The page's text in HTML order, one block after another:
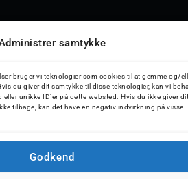
samtykke
bruger vi teknologier som cookies til at gemme og/
du giver dit samtykke til disse teknologier, kan vi
unikke ID'er på dette websted. Hvis du ikke giver dit
tilbage, kan det have en negativ indvirkning på visse
Godkend
- Gooby.dk